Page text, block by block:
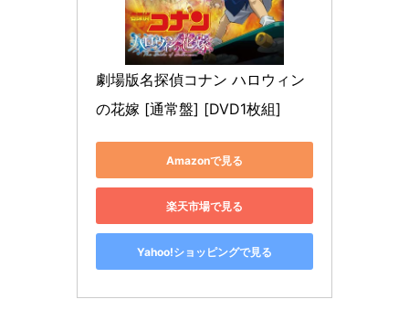
劇場版名探偵コナン ハロウィン
の花嫁 [通常盤] [DVD1枚組]
Amazonで見る
楽天市場で見る
Yahoo!ショッピングで見る